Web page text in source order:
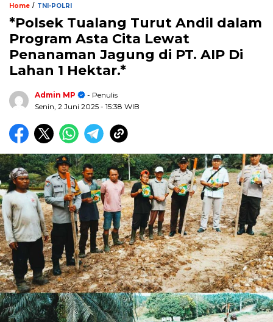
Home / TNI-POLRI
*Polsek Tualang Turut Andil dalam
Program Asta Cita Lewat
Penanaman Jagung di PT. AIP Di
Lahan 1 Hektar.*
Admin MP
- Penulis
Senin, 2 Juni 2025 - 15:38 WIB